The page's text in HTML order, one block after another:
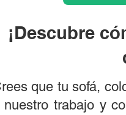
¡Descubre
que tu sofá,
nuestro trabajo y